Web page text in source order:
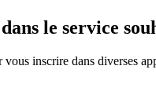
le service
inscrire dans diverses